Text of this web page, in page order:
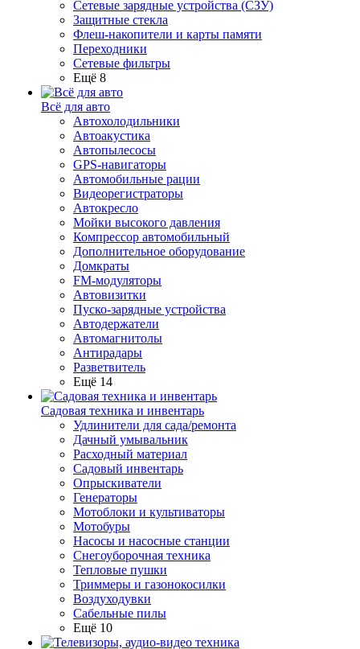
Сетевые зарядные устройства (СЗУ)
Защитные стекла
Флеш-накопители и карты памяти
Переходники
Сетевые фильтры
Ещё 8
Всё для авто
Автохолодильники
Автоакустика
Автопылесосы
GPS-навигаторы
Автомобильные рации
Видеорегистраторы
Автокресло
Мойки высокого давления
Компрессор автомобильный
Дополнительное оборудование
Домкраты
FM-модуляторы
Автовизитки
Пуско-зарядные устройства
Автодержатели
Автомагнитолы
Антирадары
Разветвитель
Ещё 14
Садовая техника и инвентарь
Удлинители для сада/ремонта
Дачный умывальник
Расходный материал
Садовый инвентарь
Опрыскиватели
Генераторы
Мотоблоки и культиваторы
Мотобуры
Насосы и насосные станции
Снегоуборочная техника
Тепловые пушки
Триммеры и газонокосилки
Воздуходувки
Сабельные пилы
Ещё 10